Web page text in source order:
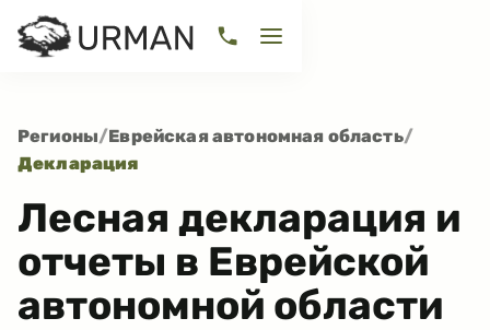
Регионы/Еврейская автономная область/
Декларация
Лесная декларация и
отчеты в Еврейской
автономной области